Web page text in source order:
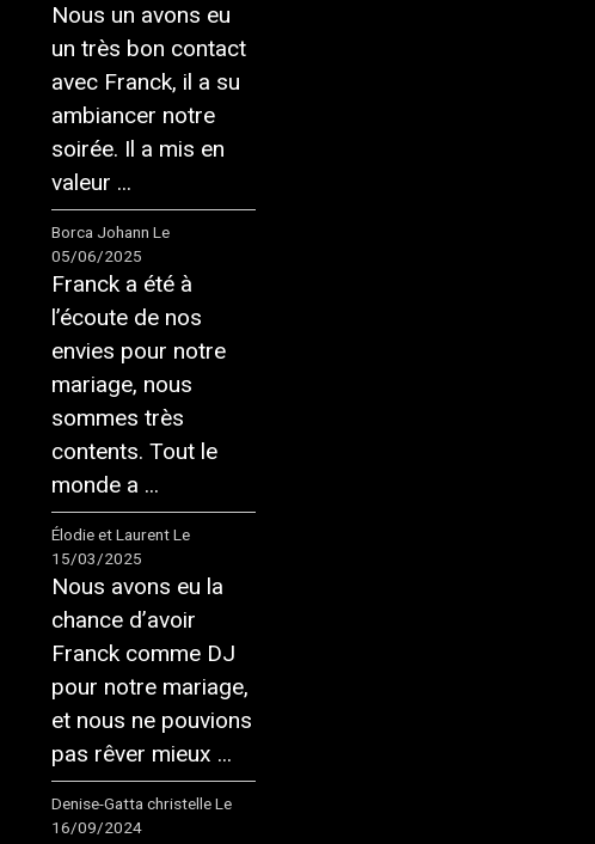
Nous un avons eu
un très bon contact
avec Franck, il a su
ambiancer notre
soirée. Il a mis en
valeur ...
Borca Johann Le
05/06/2025
Franck a été à
l’écoute de nos
envies pour notre
mariage, nous
sommes très
contents. Tout le
monde a ...
Élodie et Laurent Le
15/03/2025
Nous avons eu la
chance d’avoir
Franck comme DJ
pour notre mariage,
et nous ne pouvions
pas rêver mieux ...
Denise-Gatta christelle Le
16/09/2024